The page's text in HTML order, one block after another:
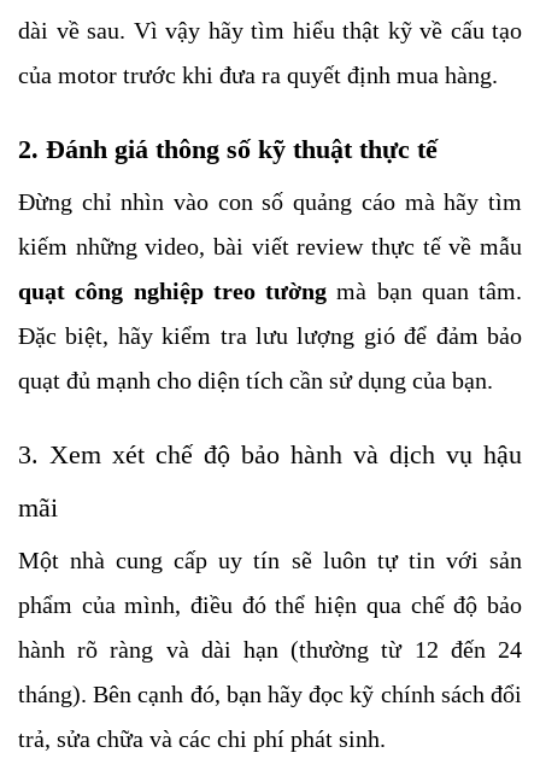
dài về sau. Vì vậy hãy tìm hiểu thật kỹ về cấu tạo
của motor trước khi đưa ra quyết định mua hàng.
2. Đánh giá thông số kỹ thuật thực tế
Đừng chỉ nhìn vào con số quảng cáo mà hãy tìm
kiếm những video, bài viết review thực tế về mẫu
quạt công nghiệp treo tường mà bạn quan tâm.
Đặc biệt, hãy kiểm tra lưu lượng gió để đảm bảo
quạt đủ mạnh cho diện tích cần sử dụng của bạn.
3. Xem xét chế độ bảo hành và dịch vụ hậu
mãi
Một nhà cung cấp uy tín sẽ luôn tự tin với sản
phẩm của mình, điều đó thể hiện qua chế độ bảo
hành rõ ràng và dài hạn (thường từ 12 đến 24
tháng). Bên cạnh đó, bạn hãy đọc kỹ chính sách đổi
trả, sửa chữa và các chi phí phát sinh.